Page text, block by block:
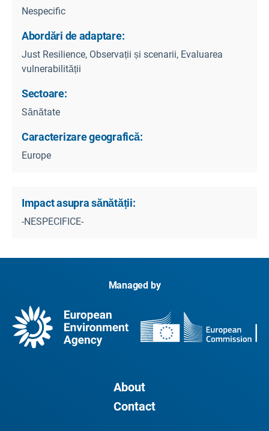
Nespecific
Abordări de adaptare:
Just Resilience, Observații și scenarii, Evaluarea
vulnerabilității
Sectoare:
Sănătate
Caracterizare geografică:
Europe
Impact asupra sănătății:
-NESPECIFICE-
Managed by
About
Contact